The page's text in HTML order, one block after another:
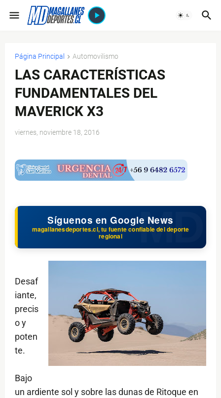
Página Principal Automovilismo
LAS CARACTERÍSTICAS
FUNDAMENTALES DEL
MAVERICK X3
viernes, noviembre 18, 2016
Síguenos en Google News
magallanesdeportes.cl, tu fuente confiable del deporte
regional
Desaf
iante,
precis
o y
poten
te.
Bajo
un ardiente sol y sobre las dunas de Ritoque en